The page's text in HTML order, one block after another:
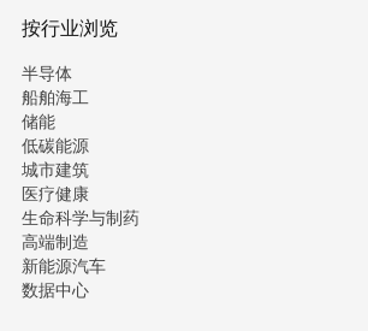
按行业浏览
半导体
船舶海工
储能
低碳能源
城市建筑
医疗健康
生命科学与制药
高端制造
新能源汽车
数据中心